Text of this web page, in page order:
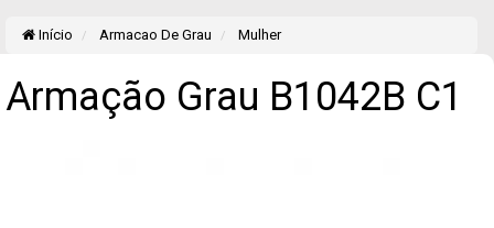
Início Armacao De Grau Mulher
Armação Grau B1042B C1